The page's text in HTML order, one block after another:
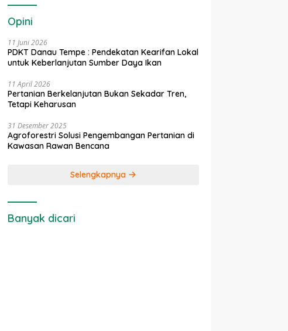
Opini
11 Juni 2026
PDKT Danau Tempe : Pendekatan Kearifan Lokal
untuk Keberlanjutan Sumber Daya Ikan
11 April 2026
Pertanian Berkelanjutan Bukan Sekadar Tren,
Tetapi Keharusan
31 Desember 2025
Agroforestri Solusi Pengembangan Pertanian di
Kawasan Rawan Bencana
Selengkapnya
Banyak dicari